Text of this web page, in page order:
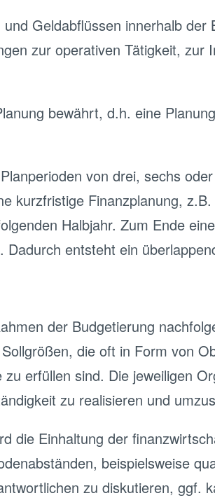
Geldabflüssen innerhalb
zur operativen Tätigkeit, zur
bewährt, d.h. eine
von drei, sechs
kurzfristige Finanzplanung,
Halbjahr. Zum Ende
entsteht ein
der Budgetierung
die oft in Form von
erfüllen sind. Die jeweiligen
zu realisieren und
die Einhaltung der
beispielsweise
zu diskutieren, ggf.